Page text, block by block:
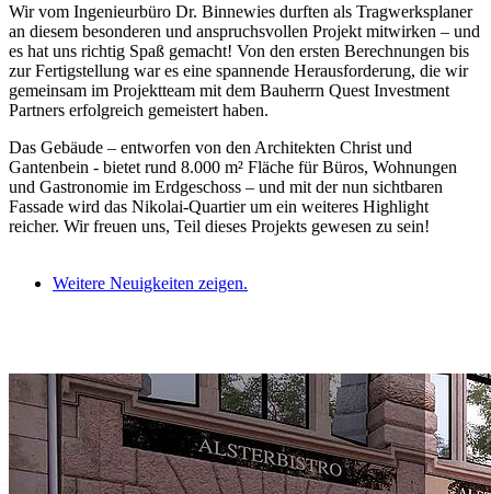
Wir vom Ingenieurbüro Dr. Binnewies durften als Tragwerksplaner
an diesem besonderen und anspruchsvollen Projekt mitwirken – und
es hat uns richtig Spaß gemacht! Von den ersten Berechnungen bis
zur Fertigstellung war es eine spannende Herausforderung, die wir
gemeinsam im Projektteam mit dem Bauherrn Quest Investment
Partners erfolgreich gemeistert haben.
Das Gebäude – entworfen von den Architekten Christ und
Gantenbein - bietet rund 8.000 m² Fläche für Büros, Wohnungen
und Gastronomie im Erdgeschoss – und mit der nun sichtbaren
Fassade wird das Nikolai-Quartier um ein weiteres Highlight
reicher. Wir freuen uns, Teil dieses Projekts gewesen zu sein!
Weitere Neuigkeiten zeigen.